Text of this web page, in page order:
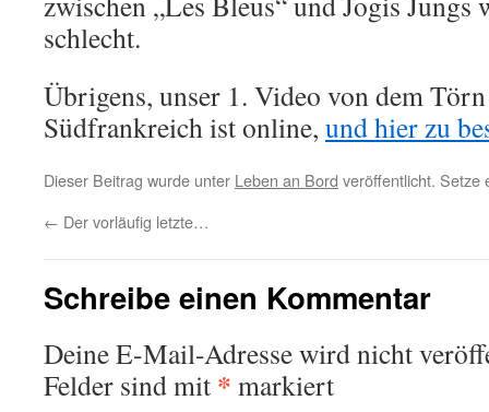
schlecht.
Übrigens, unser 1. Video von dem
Südfrankreich ist online, und hier zu
Dieser Beitrag wurde unter Leben an Bord veröffentlicht.
← Der vorläufig letzte…
Schreibe einen Kommentar
Deine E-Mail-Adresse wird nicht
Felder sind mit * markiert